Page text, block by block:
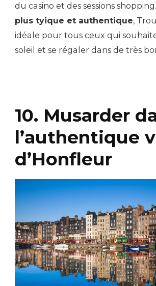
du casino et des sessions
plus tyique et authentique,
idéale pour tous ceux qui
soleil et se régaler dans de très
10. Musarder
l’authentique
d’Honfleur